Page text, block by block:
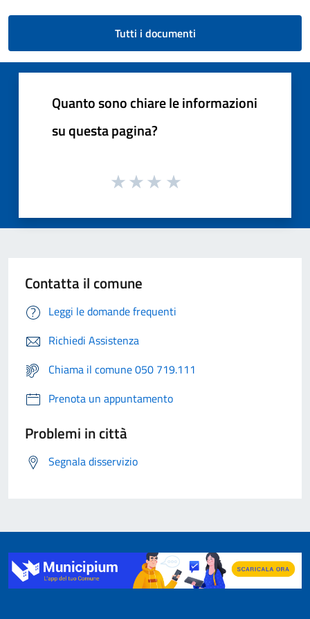
Tutti i documenti
Quanto sono chiare le informazioni
su questa pagina?
Contatta il comune
Leggi le domande frequenti
Richiedi Assistenza
Chiama il comune 050 719.111
Prenota un appuntamento
Problemi in città
Segnala disservizio